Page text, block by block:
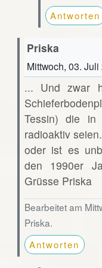
Antworten
Priska
Mittwoch, 03.
... Und zwar
Tessin) die in
radioaktiv
oder ist es
den 1990er
Grüsse Priska
Bearbeitet am
Priska.
Antworten